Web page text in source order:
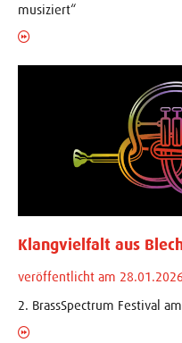
musiziert“
Klangvielfalt aus
veröffentlicht am 28.01.2026
2. BrassSpectrum Festival